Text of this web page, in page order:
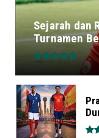
Sejarah dan
Turnamen